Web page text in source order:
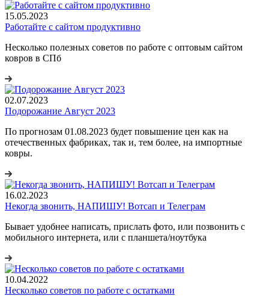
15.05.2023
Работайте с сайтом продуктивно
Несколько полезных советов по работе с оптовым сайтом
ковров в СПб
02.07.2023
Подорожание Август 2023
По прогнозам 01.08.2023 будет повышение цен как на
отечественных фабриках, так и, тем более, на импортные
ковры.
16.02.2023
Некогда звонить, НАПИШУ! Вотсап и Телеграм
Бывает удобнее написать, прислать фото, или позвонить с
мобильного интернета, или с планшета/ноутбука
10.04.2022
Несколько советов по работе с остатками